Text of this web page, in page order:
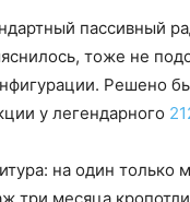
пассивный
тоже не
Решено
у легендарного
на один только